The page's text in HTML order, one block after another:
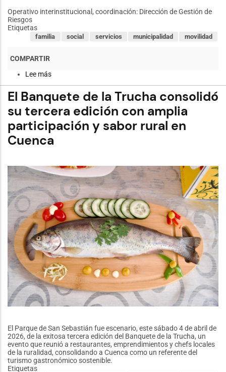
Operativo interinstitucional, coordinación: Dirección de Gestión de
Riesgos
Etiquetas
movilidad
municipalidad
servicios
social
familia
Lee más
interinstitucional,
coordinación:
de
Gestión
de
Riesgos
El Banquete de la Trucha consolidó
su tercera edición con amplia
participación y sabor rural en
Cuenca
El Parque de San Sebastián fue escenario, este sábado 4 de abril de
2026, de la exitosa tercera edición del Banquete de la Trucha, un
evento que reunió a restaurantes, emprendimientos y chefs locales
de la ruralidad, consolidando a Cuenca como un referente del
turismo gastronómico sostenible.
Etiquetas